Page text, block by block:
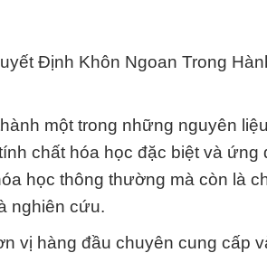
Định Khôn Ngoan Trong
một trong những nguyên
chất hóa học đặc biệt và ứng
học thông thường mà còn là
nghiên cứu.
vị hàng đầu chuyên cung cấp